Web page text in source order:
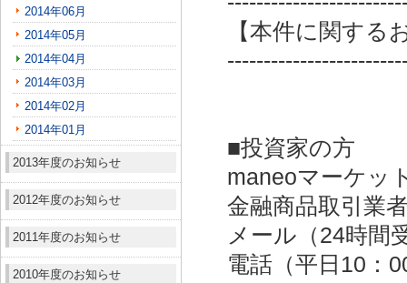
2014年06月
2014年05月
2014年04月
2014年03月
2014年02月
2014年01月
2013年度のお知らせ
2012年度のお知らせ
2011年度のお知らせ
2010年度のお知らせ
【本件に関する
■投資家の方
maneoマーケッ
金融商品取引業
メール（24時間
電話（平日10：